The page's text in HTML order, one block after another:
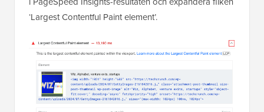
‘Largest Contentful Paint element’.